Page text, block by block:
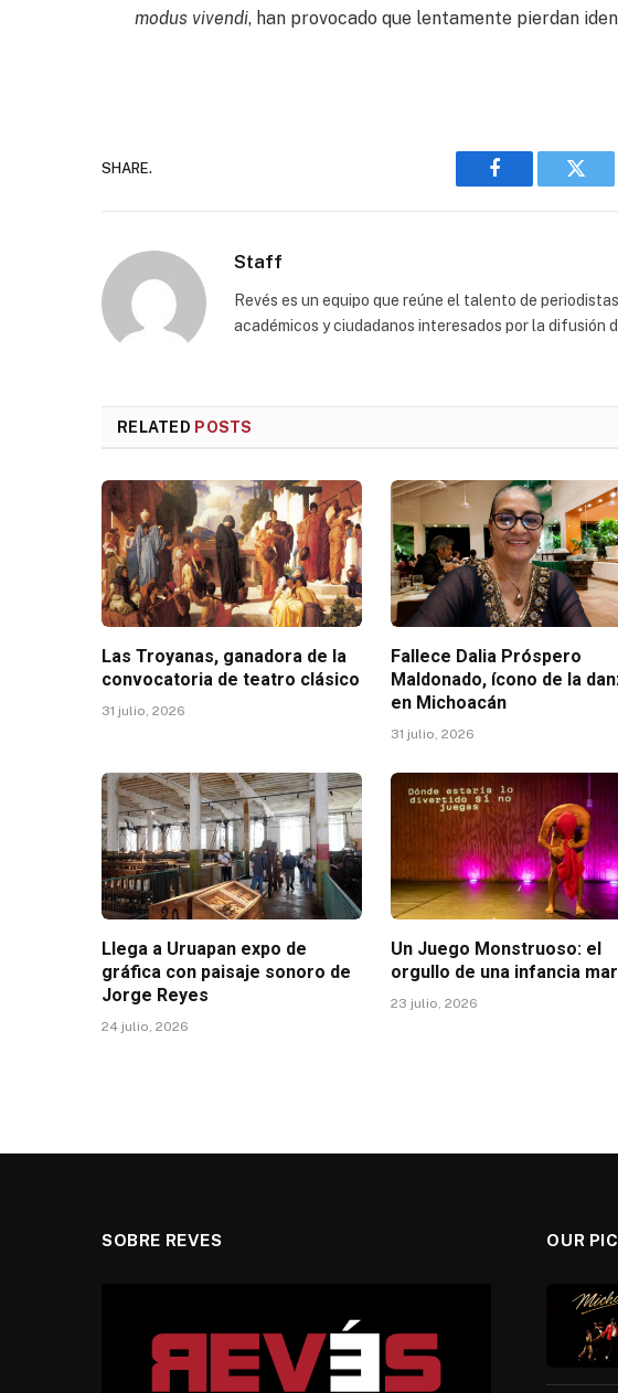
modus vivendi, han provocado que lentamente pierdan
SHARE.
Facebook
Staff
Revés es un equipo que reúne el talento de
académicos y ciudadanos interesados por la difusión
RELATED POSTS
Las Troyanas, ganadora de la
convocatoria de teatro clásico
31 julio, 2026
Fallece Dalia Próspero
Maldonado, ícono de la
en Michoacán
31 julio, 2026
Llega a Uruapan expo de
gráfica con paisaje sonoro de
Jorge Reyes
24 julio, 2026
Un Juego Monstruoso: el
orgullo de una infancia
23 julio, 2026
SOBRE REVES OUR